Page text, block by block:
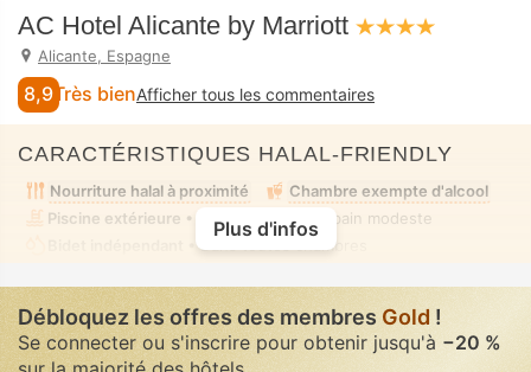
AC Hotel Alicante by Marriott
Alicante, Espagne
8,9 Très bienAfficher tous les commentaires
CARACTÉRISTIQUES HALAL-FRIENDLY
Nourriture halal à proximité
Chambre exempte d'alcool
Piscine extérieure • Mixte • Tenue de bain modeste
• Dans toutes chambres
Plus d'infos
Débloquez les offres des membres Gold !
Se connecter ou s'inscrire pour obtenir jusqu'à −20 %